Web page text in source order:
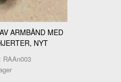
ARMBÅND MED
NYT
RAAn003